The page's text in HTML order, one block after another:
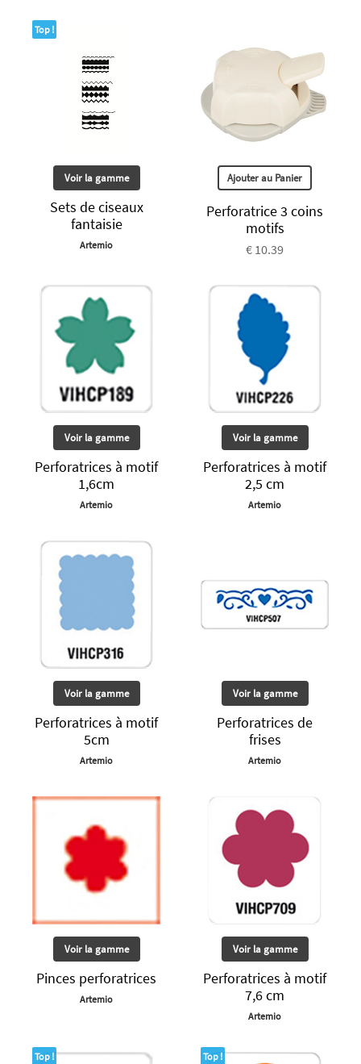
Top !
Voir la gamme
Sets de ciseaux
fantaisie
Artemio
Ajouter au Panier
Perforatrice 3 coins
motifs
€ 10.39
Voir la gamme
Perforatrices à motif
1,6cm
Artemio
Voir la gamme
Perforatrices à motif
2,5 cm
Artemio
Voir la gamme
Perforatrices à motif
5cm
Artemio
Voir la gamme
Perforatrices de
frises
Artemio
Voir la gamme
Pinces perforatrices
Artemio
Voir la gamme
Perforatrices à motif
7,6 cm
Artemio
Top ! Top !